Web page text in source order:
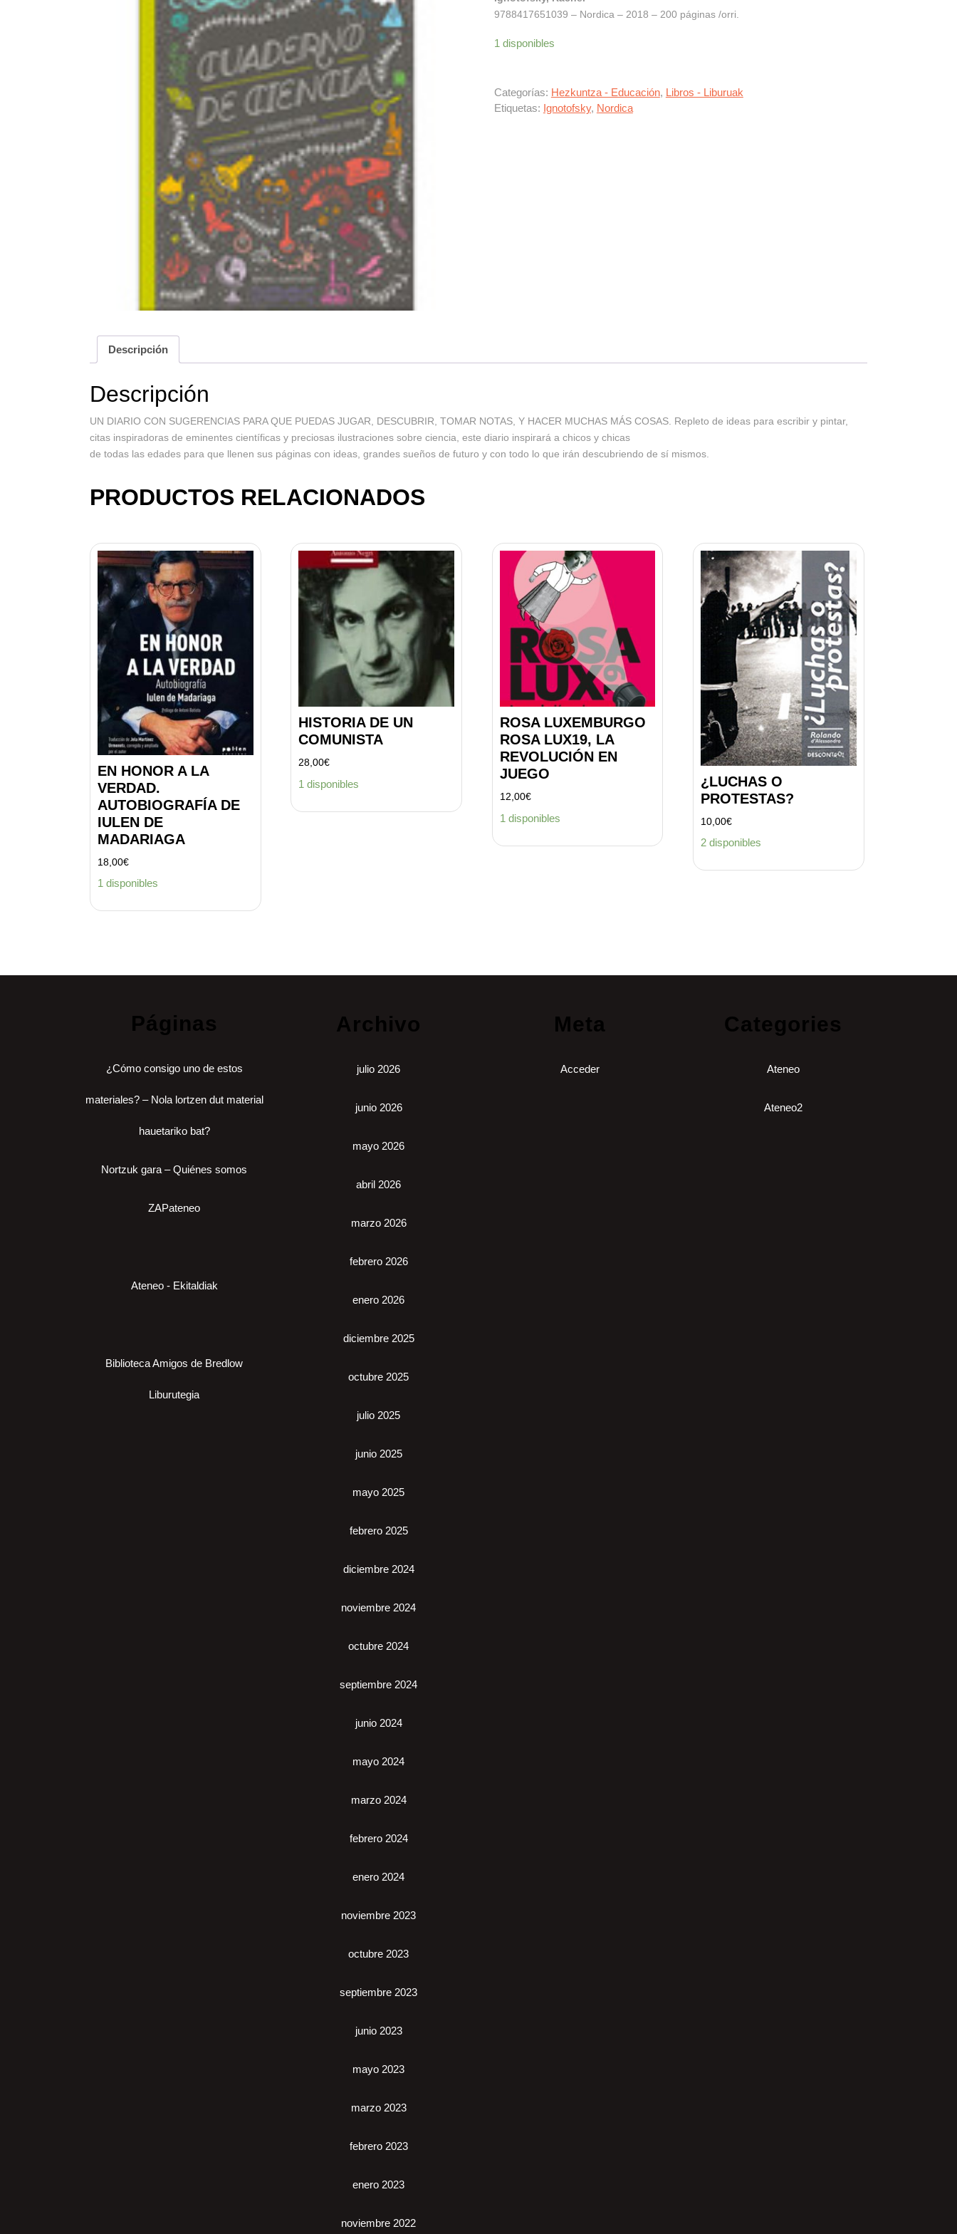
9788417651039 – Nordica – 2018 – 200 páginas /orri.
1 disponibles
Categorías: Hezkuntza - Educación, Libros - Liburuak
Etiquetas: Ignotofsky, Nordica
Descripción
Descripción
UN DIARIO CON SUGERENCIAS PARA QUE PUEDAS JUGAR, DESCUBRIR, TOMAR NOTAS, Y HACER MUCHAS MÁS COSAS. Repleto de ideas para escribir y pintar,
citas inspiradoras de eminentes científicas y preciosas ilustraciones sobre ciencia, este diario inspirará a chicos y chicas
de todas las edades para que llenen sus páginas con ideas, grandes sueños de futuro y con todo lo que irán descubriendo de sí mismos.
PRODUCTOS RELACIONADOS
EN HONOR A LA
VERDAD.
AUTOBIOGRAFÍA DE
IULEN DE
MADARIAGA
18,00€
1 disponibles
HISTORIA DE UN
COMUNISTA
28,00€
1 disponibles
ROSA LUXEMBURGO
ROSA LUX19, LA
REVOLUCIÓN EN
JUEGO
12,00€
1 disponibles
¿LUCHAS O
PROTESTAS?
10,00€
2 disponibles
Páginas
¿Cómo consigo uno de estos
materiales? – Nola lortzen dut material
hauetariko bat?
Nortzuk gara – Quiénes somos
ZAPateneo
Ateneo - Ekitaldiak
Biblioteca Amigos de Bredlow
Liburutegia
Archivo
julio 2026
junio 2026
mayo 2026
abril 2026
marzo 2026
febrero 2026
enero 2026
diciembre 2025
octubre 2025
julio 2025
junio 2025
mayo 2025
febrero 2025
diciembre 2024
noviembre 2024
octubre 2024
septiembre 2024
junio 2024
mayo 2024
marzo 2024
febrero 2024
enero 2024
noviembre 2023
octubre 2023
septiembre 2023
junio 2023
mayo 2023
marzo 2023
febrero 2023
enero 2023
noviembre 2022
Meta
Acceder
Categories
Ateneo
Ateneo2